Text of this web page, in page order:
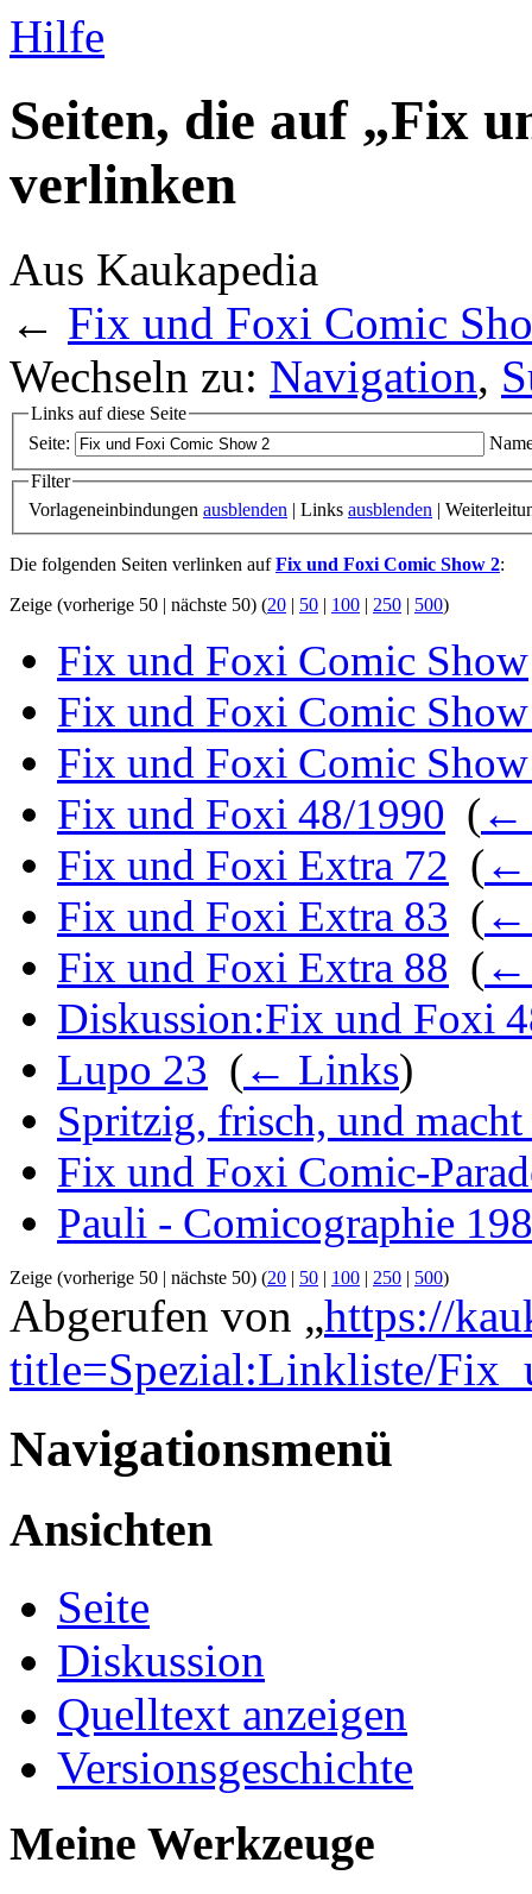
Hilfe
Seiten, die auf „Fix
verlinken
Aus Kaukapedia
← Fix und Foxi Comic
Wechseln zu: Navigation,
Links auf diese Seite
Seite:
Filter
Vorlageneinbindungen ausblenden | Links ausblenden |
Die folgenden Seiten verlinken aufFix und Foxi Comic Show 2:
Zeige (vorherige 50 | nächste 50) (20 | 50 | 100 | 250 | 500)
Fix und Foxi Comic Show
Fix und Foxi Comic
Fix und Foxi Comic
Fix und Foxi 48/1990 (←
Fix und Foxi Extra 72 (←
Fix und Foxi Extra 83 (←
Fix und Foxi Extra 88 (←
Diskussion:Fix und Foxi
Lupo 23 (← Links)
Spritzig, frisch, und
Fix und Foxi Comic-
Pauli - Comicographie
Zeige (vorherige 50 | nächste 50) (20 | 50 | 100 | 250 | 500)
Abgerufen von „https://
title=Spezial:Linkliste/
Navigationsmenü
Ansichten
Seite
Diskussion
Quelltext anzeigen
Versionsgeschichte
Meine Werkzeuge